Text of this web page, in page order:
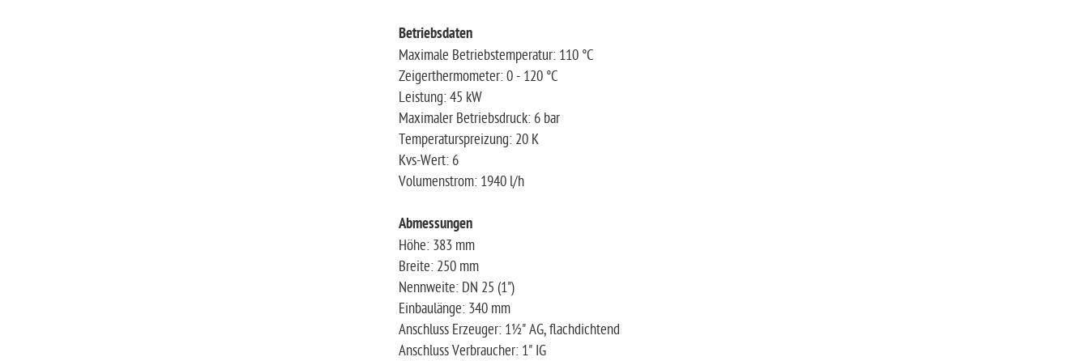
Betriebsdaten
Maximale Betriebstemperatur: 110 °C
Zeigerthermometer: 0 - 120 °C
Leistung: 45 kW
Maximaler Betriebsdruck: 6 bar
Temperaturspreizung: 20 K
Kvs-Wert: 6
Volumenstrom: 1940 l/h
Abmessungen
Höhe: 383 mm
Breite: 250 mm
Nennweite: DN 25 (1")
Einbaulänge: 340 mm
Anschluss Erzeuger: 1½" AG, flachdichtend
Anschluss Verbraucher: 1" IG